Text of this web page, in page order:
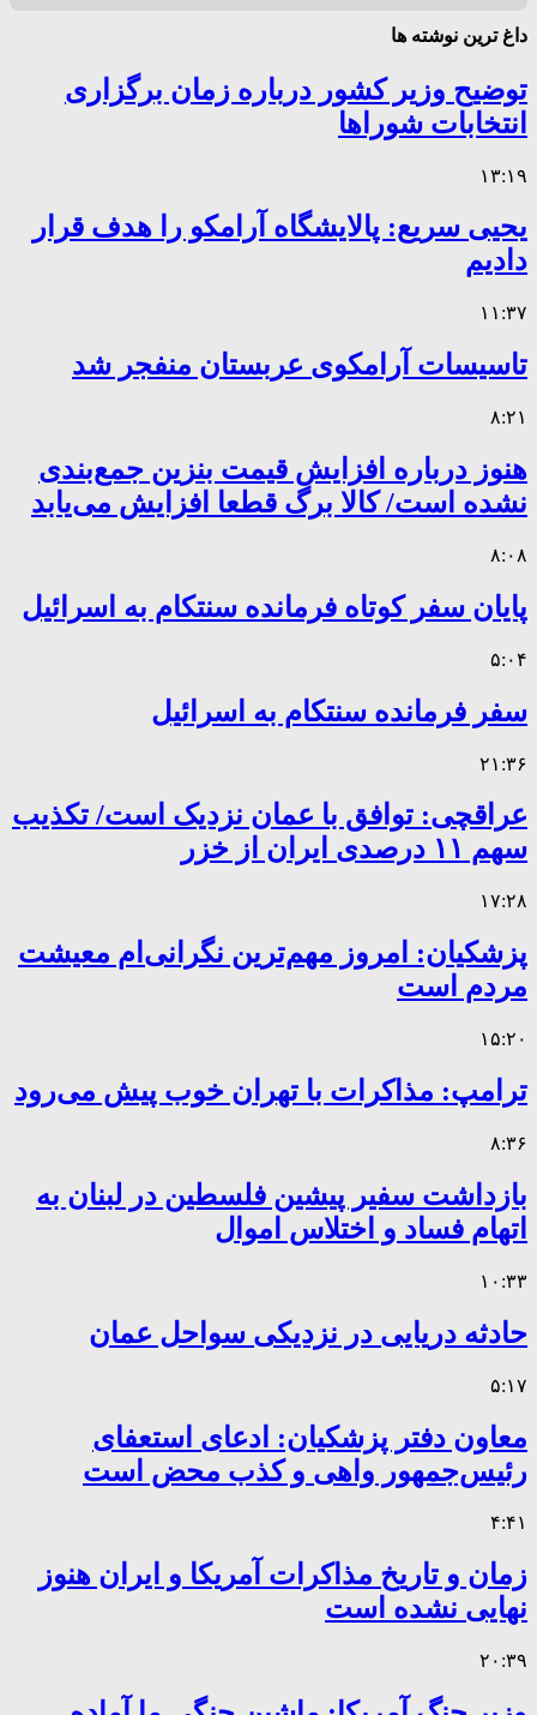
داغ ترین نوشته ها
توضیح وزیر کشور درباره زمان برگزاری
انتخابات شوراها
۱۳:۱۹
یحیی سریع: پالایشگاه آرامکو را هدف قرار
دادیم
۱۱:۳۷
تاسیسات آرامکوی عربستان منفجر شد
۸:۲۱
هنوز درباره افزایش قیمت بنزین جمع‌بندی
نشده است/ کالا برگ قطعا افزایش می‌یابد
۸:۰۸
پایان سفر کوتاه فرمانده سنتکام به اسرائیل
۵:۰۴
سفر فرمانده سنتکام به اسرائیل
۲۱:۳۶
عراقچی: توافق با عمان نزدیک است/ تکذیب
سهم ۱۱ درصدی ایران از خزر
۱۷:۲۸
پزشکیان: امروز مهم‌ترین نگرانی‌ام معیشت
مردم است
۱۵:۲۰
ترامپ: مذاکرات با تهران خوب پیش می‌رود
۸:۳۶
بازداشت سفیر پیشین فلسطین در لبنان به
اتهام فساد و اختلاس اموال
۱۰:۳۳
حادثه دریایی در نزدیکی سواحل عمان
۵:۱۷
معاون دفتر پزشکیان: ادعای استعفای
رئیس‌جمهور واهی و کذب محض است
۴:۴۱
زمان و تاریخ مذاکرات آمریکا و ایران هنوز
نهایی نشده است
۲۰:۳۹